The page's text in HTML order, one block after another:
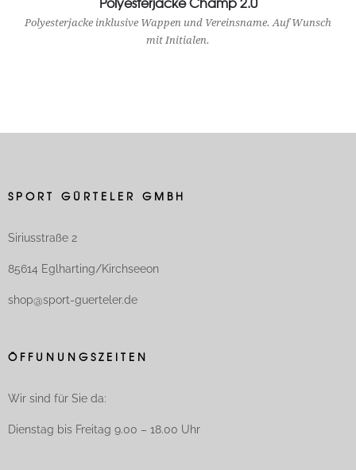
Polyesterjacke inklusive Wappen und Vereinsname. Auf Wunsch
mit Initialen.
SPORT GÜRTELER GMBH
Siriusstraße 2
85614 Eglharting/Kirchseeon
shop@sport-guerteler.de
ÖFFUNUNGSZEITEN
Wir sind für Sie da:
Dienstag bis Freitag 9.00 – 18.00 Uhr